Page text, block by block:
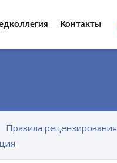
Контакты
Правила рецензирования